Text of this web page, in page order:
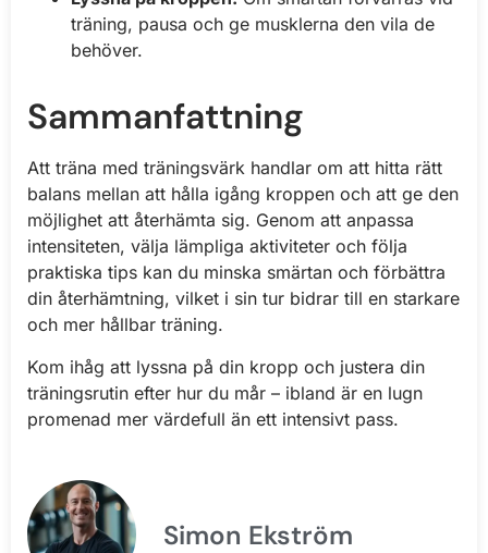
träning, pausa och ge musklerna den vila de
behöver.
Sammanfattning
Att träna med träningsvärk handlar om att hitta rätt
balans mellan att hålla igång kroppen och att ge den
möjlighet att återhämta sig. Genom att anpassa
intensiteten, välja lämpliga aktiviteter och följa
praktiska tips kan du minska smärtan och förbättra
din återhämtning, vilket i sin tur bidrar till en starkare
och mer hållbar träning.
Kom ihåg att lyssna på din kropp och justera din
träningsrutin efter hur du mår – ibland är en lugn
promenad mer värdefull än ett intensivt pass.
Simon Ekström